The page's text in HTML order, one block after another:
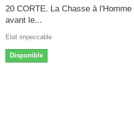
20 CORTE. La Chasse à l'Homme
avant le...
Etat impeccable
Disponible